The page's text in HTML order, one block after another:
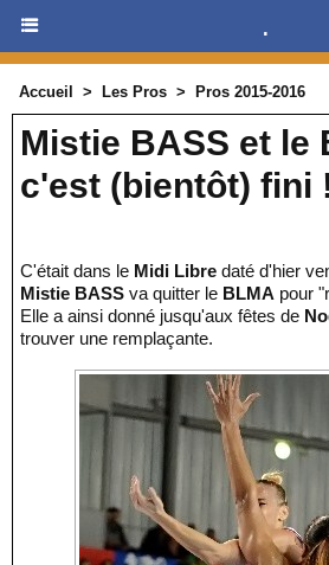
.
Accueil > Les Pros > Pros 2015-2016
Mistie BASS et le
c'est (bientôt) fini
C'était dans le Midi Libre daté d'hier
Mistie BASS va quitter le BLMA pour
Elle a ainsi donné jusqu'aux fêtes de
trouver une remplaçante.